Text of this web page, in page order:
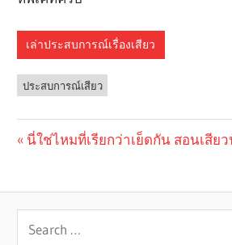
เล่าประสบการณ์เรื่องเสียว
ประสบการณ์เสียว
navigation
Previous
นี่ใช่ไหมที่เรียกว่าเย็ดกัน สอนเสีย